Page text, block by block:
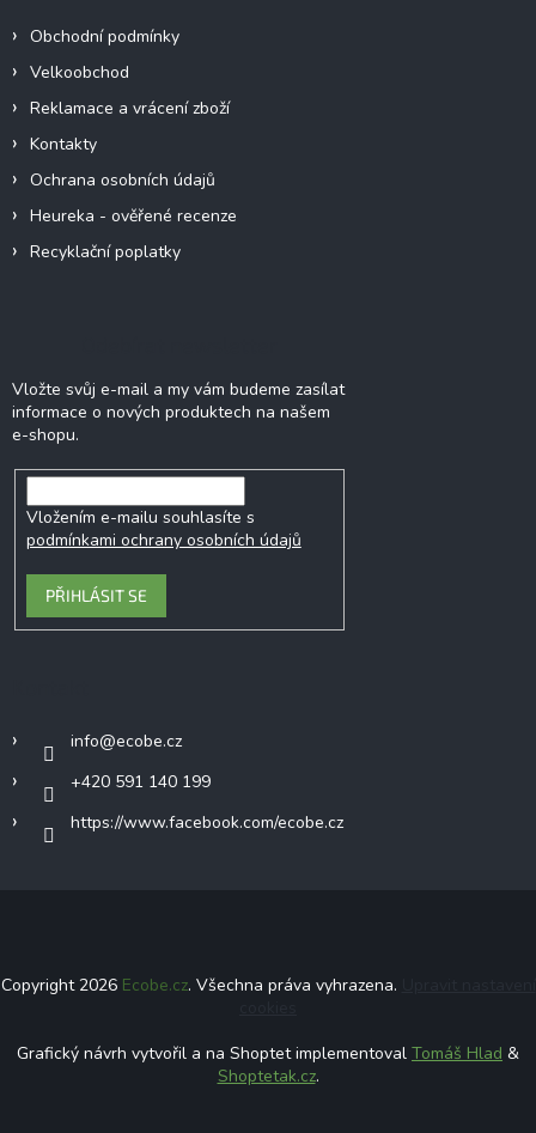
Obchodní podmínky
Velkoobchod
Reklamace a vrácení zboží
Kontakty
Ochrana osobních údajů
Heureka - ověřené recenze
Recyklační poplatky
Vložte svůj e-mail a my vám budeme zasílat
informace o nových produktech na našem
e-shopu.
Vložením e-mailu souhlasíte s
podmínkami ochrany osobních údajů
PŘIHLÁSIT SE
info@ecobe.cz
+420 591 140 199
https://www.facebook.com/ecobe.cz
Copyright 2026 Ecobe.cz. Všechna práva vyhrazena.
Grafický návrh vytvořil a na Shoptet implementoval Tomáš Hlad &
Shoptetak.cz.